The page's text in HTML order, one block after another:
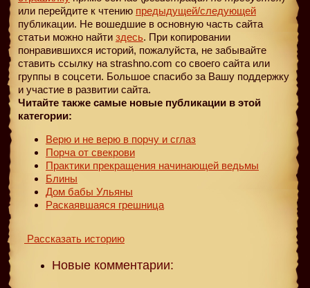
или перейдите к чтению предыдущей/следующей
публикации. Не вошедшие в основную часть сайта
статьи можно найти здесь. При копировании
понравившихся историй, пожалуйста, не забывайте
ставить ссылку на strashno.com со своего сайта или
группы в соцсети. Большое спасибо за Вашу поддержку
и участие в развитии сайта.
Читайте также самые новые публикации в этой
категории:
Верю и не верю в порчу и сглаз
Порча от свекрови
Практики прекращения начинающей ведьмы
Блины
Дом бабы Ульяны
Раскаявшаяся грешница
Рассказать историю
Новые комментарии: